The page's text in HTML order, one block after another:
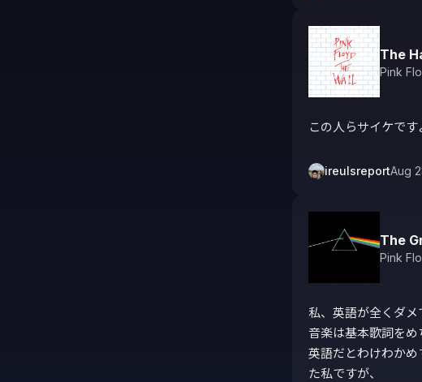
The
Pink
この人らサイケです
ireulsreportAug
The
Pink
私、英語が全くダメ
音楽は基本歌詞をめ
英語だとわけわか
た私ですが、